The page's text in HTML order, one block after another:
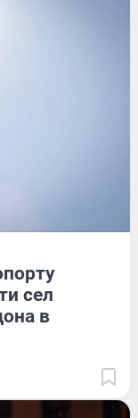
сел
в